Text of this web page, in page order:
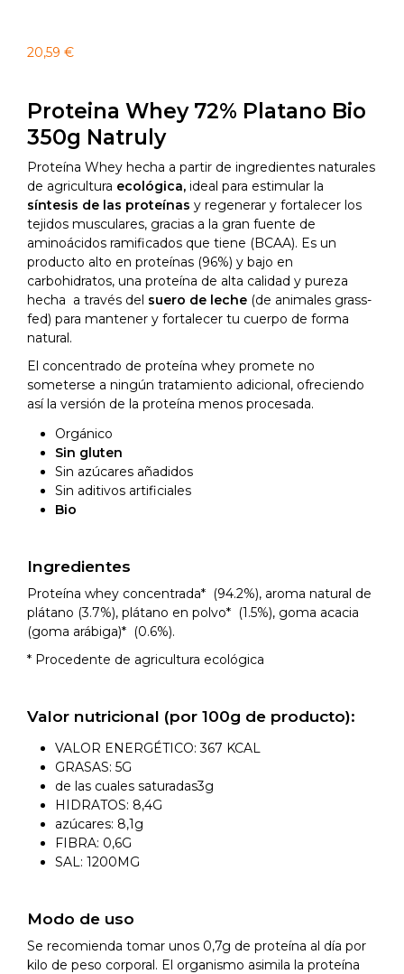
20,59 €
Proteina Whey 72% Platano Bio
350g Natruly
Proteína Whey hecha a partir de ingredientes naturales
de agricultura ecológica, ideal para estimular la
síntesis de las proteínas y regenerar y fortalecer los
tejidos musculares, gracias a la gran fuente de
aminoácidos ramificados que tiene (BCAA). Es un
producto alto en proteínas (96%) y bajo en
carbohidratos, una proteína de alta calidad y pureza
hecha a través del suero de leche (de animales grass-
fed) para mantener y fortalecer tu cuerpo de forma
natural.
El concentrado de proteína whey promete no
someterse a ningún tratamiento adicional, ofreciendo
así la versión de la proteína menos procesada.
Orgánico
Sin gluten
Sin azúcares añadidos
Sin aditivos artificiales
Bio
Ingredientes
Proteína whey concentrada* (94.2%), aroma natural de
plátano (3.7%), plátano en polvo* (1.5%), goma acacia
(goma arábiga)* (0.6%).
* Procedente de agricultura ecológica
Valor nutricional (por 100g de producto):
VALOR ENERGÉTICO: 367 KCAL
GRASAS: 5G
de las cuales saturadas3g
HIDRATOS: 8,4G
azúcares: 8,1g
FIBRA: 0,6G
SAL: 1200MG
Modo de uso
Se recomienda tomar unos 0,7g de proteína al día por
kilo de peso corporal. El organismo asimila la proteína